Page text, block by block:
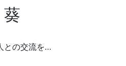
葵
との交流を…